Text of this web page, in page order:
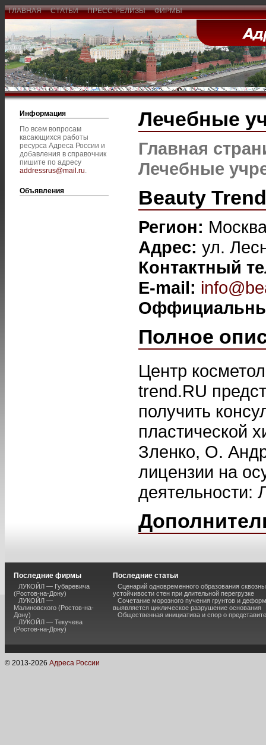
ГЛАВНАЯ СТАТЬИ ПРЕСС-РЕЛИЗЫ ФИРМЫ
Информация
По всем вопросам
касающихся работы
ресурса Адреса России и
добавления в справочник
пишите по адресу
addressrus@mail.ru.
Объявления
Лечебные
Главная
Лечебные
Beauty Trend
Регион:
Адрес: ул.
Контактный
E-mail:
Полное
Центр
trend.RU
получить
пластической
Зленко, О.
лицензии на
деятельности:
Последние фирмы
ЛУКОЙЛ — Губаревича
(Ростов-на-Дону)
ЛУКОЙЛ —
Малиновского (Ростов-на-
Дону)
ЛУКОЙЛ — Текучева
(Ростов-на-Дону)
Последние статьи
Сценарий одновременного образования
устойчивости стен при длительной перегрузке
Сочетание морозного пучения грунтов и
выявляется циклическое разрушение основания
Общественная инициатива и спор о
© 2013-2026 Адреса России